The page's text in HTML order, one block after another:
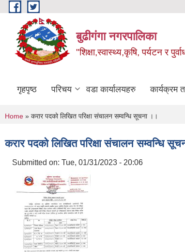
Skip to main content
बुढीगंगा नगरपालिका
"शिक्षा,स्वास्थ्य,कृषि, पर्यटन र
गृहपृष्ठ परिचय वडा कार्यालयहरु कार्यक्रम
You are here
Home » करार पदको लिखित परिक्षा संचालन सम्वन्धि सूचना ।।
करार पदको लिखित परिक्षा संचालन सम्वन्धि
Submitted on: Tue, 01/31/2023 - 20:06